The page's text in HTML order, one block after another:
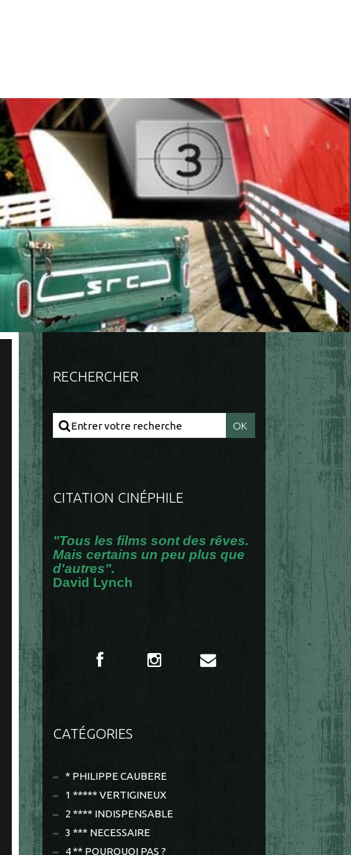
RECHERCHER
CITATION CINÉPHILE
"Tous les films sont des rêves.
Mais certains un peu plus que
d'autres".
David Lynch
CATÉGORIES
* PHILIPPE CAUBERE
1 ***** VERTIGINEUX
2 **** INDISPENSABLE
3 *** NECESSAIRE
4 ** POURQUOI PAS ?